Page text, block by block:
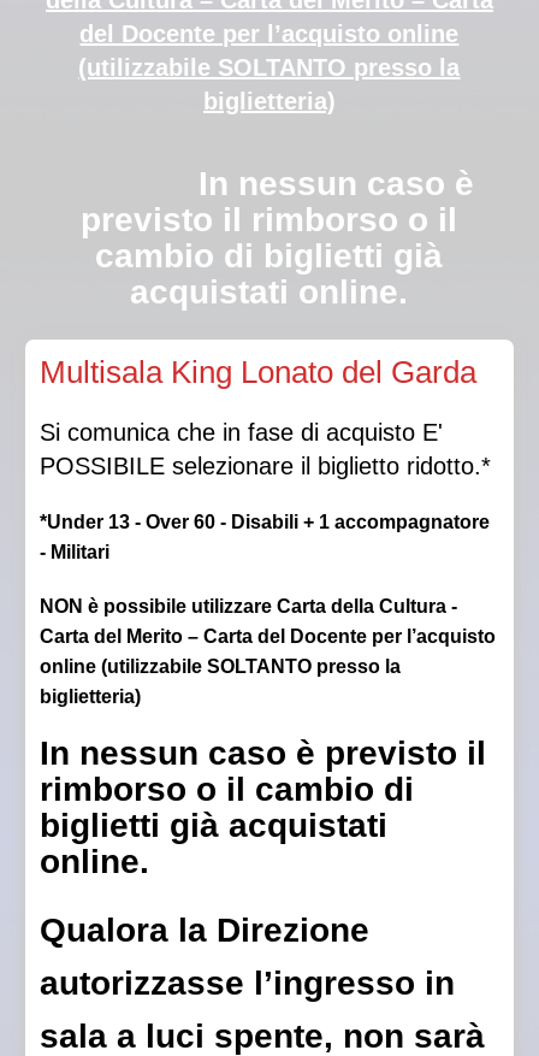
del Docente per l’acquisto online
(utilizzabile SOLTANTO presso la
biglietteria)
In nessun caso è
previsto il rimborso o il
cambio di biglietti già
acquistati online.
luci spente, non sarà garantito il posto scelto.
Multisala King Lonato del Garda
Si comunica che in fase di acquisto E'
POSSIBILE selezionare il biglietto ridotto.*
*Under 13 - Over 60 - Disabili + 1 accompagnatore
- Militari
NON è possibile utilizzare Carta della Cultura -
Carta del Merito – Carta del Docente per l’acquisto
online (utilizzabile SOLTANTO presso la
biglietteria)
In nessun caso è previsto il
rimborso o il cambio di
biglietti già acquistati
online.
Qualora la Direzione
autorizzasse l’ingresso in
sala a luci spente, non sarà